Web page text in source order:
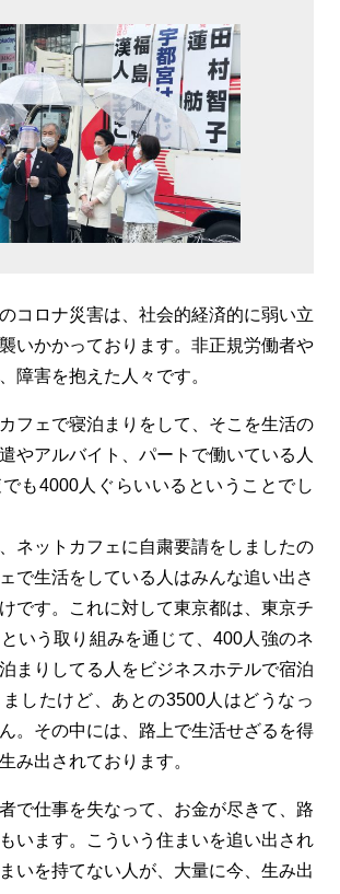
コロナ災害は、社会的経済的に弱い立
いかかっております。非正規労働者や
障害を抱えた人々です。
フェで寝泊まりをして、そこを生活の
やアルバイト、パートで働いている人
も4000人ぐらいいるということでし
ネットカフェに自粛要請をしましたの
で生活をしている人はみんな追い出さ
です。これに対して東京都は、東京チ
いう取り組みを通じて、400人強のネ
まりしてる人をビジネスホテルで宿泊
したけど、あとの3500人はどうなっ
。その中には、路上で生活せざるを得
み出されております。
で仕事を失なって、お金が尽きて、路
います。こういう住まいを追い出され
いを持てない人が、大量に今、生み出